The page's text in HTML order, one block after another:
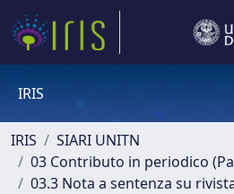
IRIS
IRIS
SIARI UNITN
03 Contributo in periodico
03.3 Nota a sentenza su